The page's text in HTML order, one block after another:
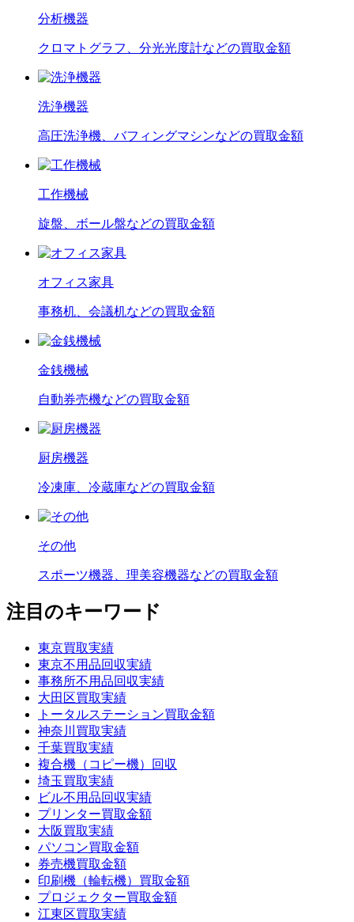
分析機器
クロマトグラフ、分光光度計などの買取金額
洗浄機器
高圧洗浄機、バフィングマシンなどの買取金額
工作機械
旋盤、ボール盤などの買取金額
オフィス家具
事務机、会議机などの買取金額
金銭機械
自動券売機などの買取金額
厨房機器
冷凍庫、冷蔵庫などの買取金額
その他
スポーツ機器、理美容機器などの買取金額
注目のキーワード
東京買取実績
東京不用品回収実績
事務所不用品回収実績
大田区買取実績
トータルステーション買取金額
神奈川買取実績
千葉買取実績
複合機（コピー機）回収
埼玉買取実績
ビル不用品回収実績
プリンター買取金額
大阪買取実績
パソコン買取金額
券売機買取金額
印刷機（輪転機）買取金額
プロジェクター買取金額
江東区買取実績